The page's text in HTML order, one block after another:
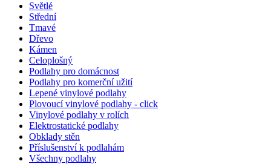
Světlé
Střední
Tmavé
Dřevo
Kámen
Celoplošný
Podlahy pro domácnost
Podlahy pro komerční užití
Lepené vinylové podlahy
Plovoucí vinylové podlahy - click
Vinylové podlahy v rolích
Elektrostatické podlahy
Obklady stěn
Příslušenství k podlahám
Všechny podlahy